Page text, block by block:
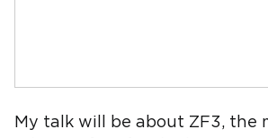
My talk will be about ZF3, the